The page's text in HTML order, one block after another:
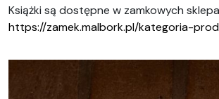
Książki są dostępne w zamkowych
https://zamek.malbork.pl/kategoria-